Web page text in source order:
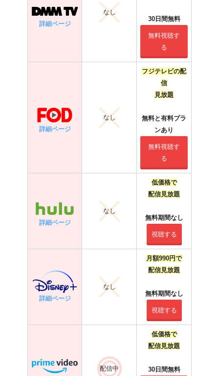
詳細ページ
なし
30日間無料
無料視聴す
る
詳細ページ
なし
フジテレビの配
信
見放題
無料と有料プラ
ンあり
無料視聴す
る
詳細ページ
なし
低価格で
配信見放題
無料期間なし
視聴する
詳細ページ
なし
月額990円で
配信見放題
無料期間なし
視聴する
配信中
低価格で
配信見放題
30日間無料